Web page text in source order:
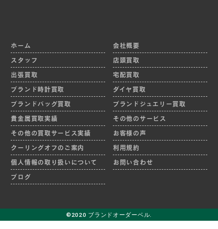
ホーム
会社概要
スタッフ
店頭買取
出張買取
宅配買取
ブランド時計買取
ダイヤ買取
ブランドバッグ買取
ブランドジュエリー買取
貴金属買取実績
その他のサービス
その他の買取サービス実績
お客様の声
クーリングオフのご案内
利用規約
個人情報の取り扱いについて
お問い合わせ
ブログ
©2020 ブランドオーダーベル.